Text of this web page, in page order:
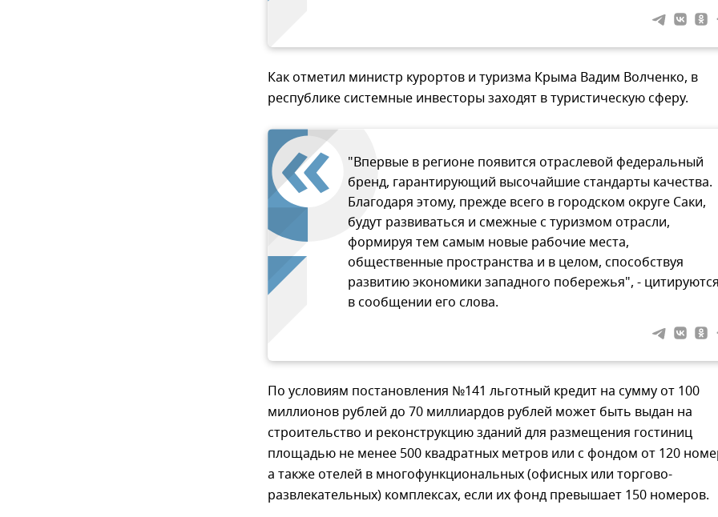
Как отметил министр курортов и туризма Крыма Вадим Волченко, в
республике системные инвесторы заходят в туристическую сферу.
"Впервые в регионе появится отраслевой федеральный
бренд, гарантирующий высочайшие стандарты качества.
Благодаря этому, прежде всего в городском округе Саки,
будут развиваться и смежные с туризмом отрасли,
формируя тем самым новые рабочие места,
общественные пространства и в целом, способствуя
развитию экономики западного побережья", -
в сообщении его слова.
По условиям постановления №141 льготный кредит на сумму от 100
миллионов рублей до 70 миллиардов рублей может быть выдан на
строительство и реконструкцию зданий для размещения гостиниц
площадью не менее 500 квадратных метров или с фондом от 120
а также отелей в многофункциональных (офисных или торгово-
развлекательных) комплексах, если их фонд превышает 150 номеров.